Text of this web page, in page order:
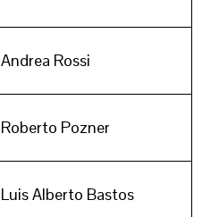
Andrea Rossi
Roberto Pozner
Luis Alberto Bastos